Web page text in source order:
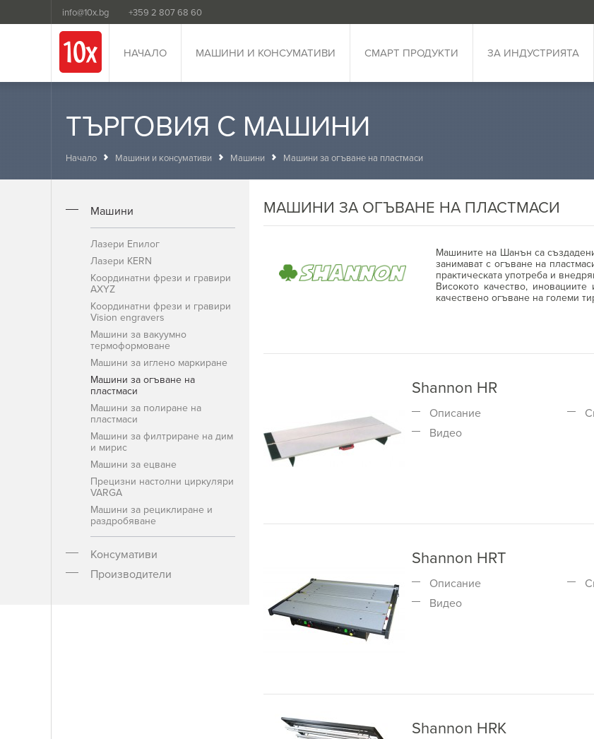
info@10x.bg +359 2 807 68 60
НАЧАЛО МАШИНИ И КОНСУМАТИВИ СМАРТ ПРОДУКТИ ЗА ИНДУСТРИЯТА
ТЪРГОВИЯ С МАШИНИ
Начало Машини и консумативи Машини Машини за огъване на пластмаси
Машини
Лазери Епилог
Лазери KERN
Координатни фрези и гравири
AXYZ
Координатни фрези и гравири
Vision engravers
Машини за вакуумно
термоформоване
Машини за иглено маркиране
Машини за огъване на
пластмаси
Машини за полиране на
пластмаси
Машини за филтриране на дим
и мирис
Машини за ецване
Прецизни настолни циркуляри
VARGA
Машини за рециклиране и
раздробяване
Консумативи
Производители
МАШИНИ ЗА ОГЪВАНЕ НА ПЛАСТМАСИ
Машините на Шанън са
занимават с огъване на
практическата употреба и
Високото качество,
качествено огъване на големи
Shannon HR
Описание
Видео
Shannon HRT
Описание
Видео
Shannon HRK